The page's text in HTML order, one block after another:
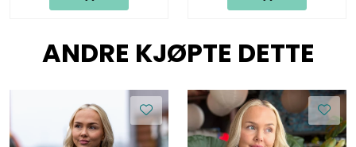
ANDRE KJØPTE DETTE